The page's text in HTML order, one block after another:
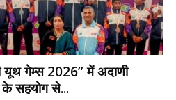
यूथ गेम्स 2026” में अदाणी
सहयोग से...